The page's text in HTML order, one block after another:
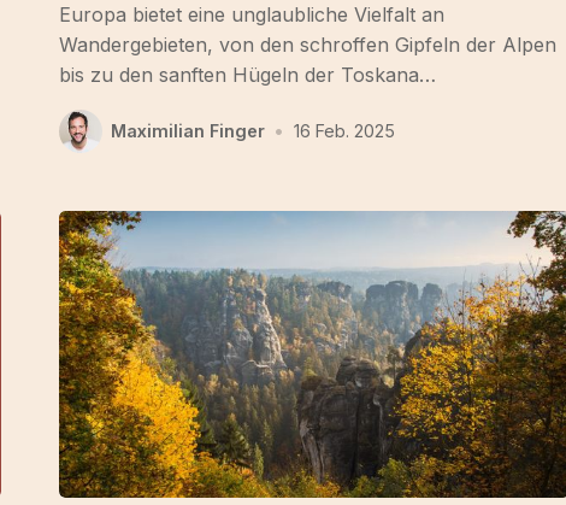
Europa bietet eine unglaubliche Vielfalt an
Wandergebieten, von den schroffen Gipfeln der Alpen
bis zu den sanften Hügeln der Toskana…
Maximilian Finger • 16 Feb. 2025